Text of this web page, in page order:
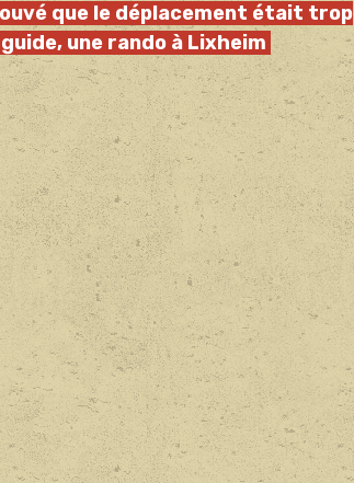
que le déplacement était trop
une rando à Lixheim